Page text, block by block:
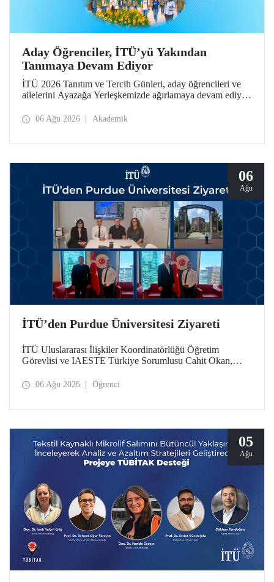
Aday Öğrenciler, İTÜ’yü Yakından
Tanımaya Devam Ediyor
İTÜ 2026 Tanıtım ve Tercih Günleri, aday öğrencileri ve
ailelerini Ayazağa Yerleşkemizde ağırlamaya devam ediyor.
ilgili fakülte ve birimler adaylara bilgi vermeye devam
06 Ağu 2026 Akademik
06
Ağu
İTÜ’den Purdue Üniversitesi Ziyareti
İTÜ Uluslararası İlişkiler Koordinatörlüğü Öğretim
Görevlisi ve IAESTE Türkiye Sorumlusu Cahit Okan,
Temmuz tarihlerinde ABD’de dünyanın önde gelen
06 Ağu 2026 Öğrenci
05
Ağu